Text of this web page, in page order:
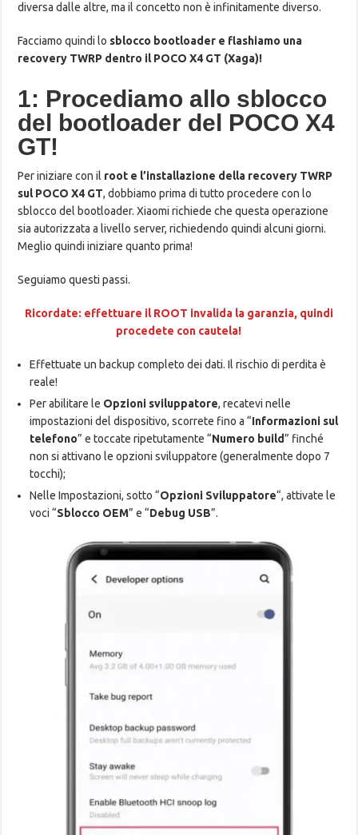
diversa dalle altre, ma il concetto non è infinitamente diverso.
Facciamo quindi lo sblocco bootloader e flashiamo una
recovery TWRP dentro il POCO X4 GT (Xaga)!
1: Procediamo allo sblocco
del bootloader del POCO X4
GT!
Per iniziare con il root e l’installazione della recovery TWRP
sul POCO X4 GT, dobbiamo prima di tutto procedere con lo
sblocco del bootloader. Xiaomi richiede che questa operazione
sia autorizzata a livello server, richiedendo quindi alcuni giorni.
Meglio quindi iniziare quanto prima!
Seguiamo questi passi.
Ricordate: effettuare il ROOT invalida la garanzia, quindi
procedete con cautela!
Effettuate un backup completo dei dati. Il rischio di perdita è
reale!
Per abilitare le Opzioni sviluppatore, recatevi nelle
impostazioni del dispositivo, scorrete fino a “Informazioni sul
telefono” e toccate ripetutamente “Numero build” finché
non si attivano le opzioni sviluppatore (generalmente dopo 7
tocchi);
Nelle Impostazioni, sotto “Opzioni Sviluppatore“, attivate le
voci “Sblocco OEM” e “Debug USB”.